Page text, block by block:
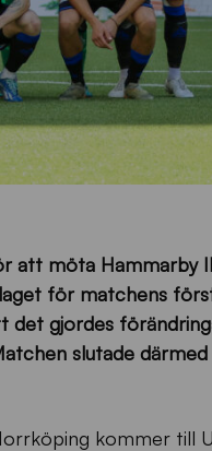
att möta Hammarby
för matchens
det gjordes
slutade
kommer till